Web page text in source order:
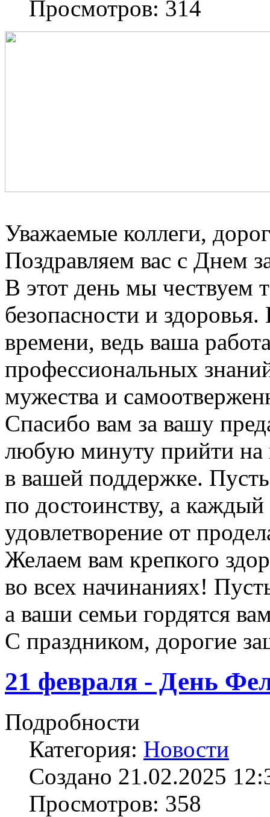
Просмотров: 314
Уважаемые коллеги,
Поздравляем вас с Днем
В этот день мы чествуем
безопасности и
времени, ведь ваша
профессиональных
мужества и
Спасибо вам за вашу
любую минуту прийти
в вашей поддержке.
по достоинству, а
удовлетворение от
Желаем вам крепкого
во всех начинаниях!
а ваши семьи гордятся
С праздником, дорогие
21 февраля - День
Подробности
Категория: Новости
Создано 21.02.2025
Просмотров: 358